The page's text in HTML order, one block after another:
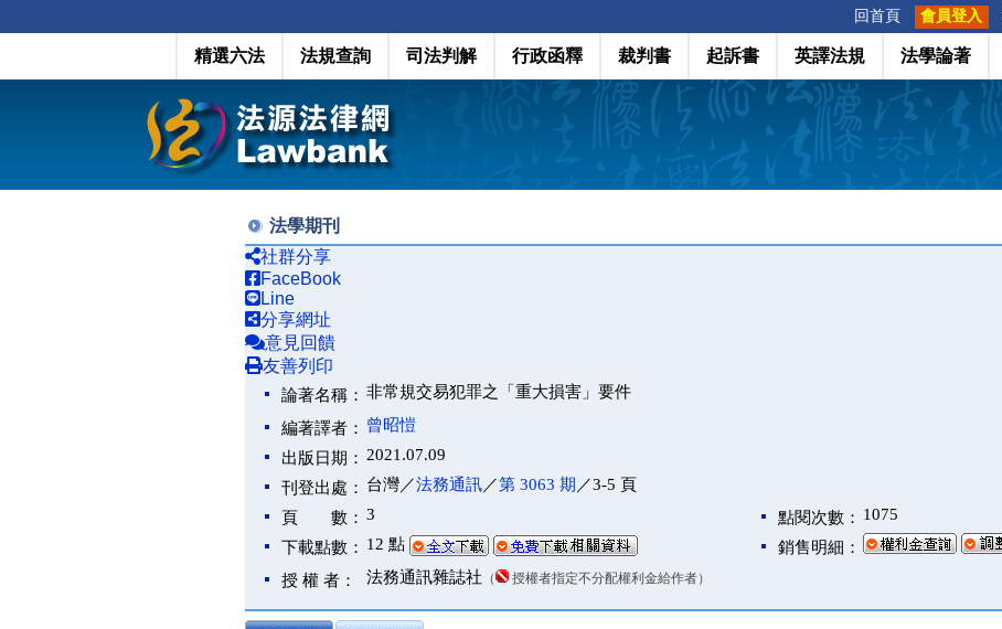
回首頁 會員登入
精選六法 法規查詢 司法判解 行政函釋 裁判書 起訴書 英譯法規 法學論著
法學期刊
社群分享
FaceBook
Line
分享網址
意見回饋
友善列印
論著名稱： 非常規交易犯罪之「重大損害」要件
編著譯者： 曾昭愷
出版日期： 2021.07.09
刊登出處： 台灣／法務通訊／第 3063 期 ／3-5 頁
頁 數： 3 點閱次數： 1075
下載點數： 12 點
銷售明細：
授 權 者：
法務通訊雜誌社 （ 授權者指定不分配權利金給作者）